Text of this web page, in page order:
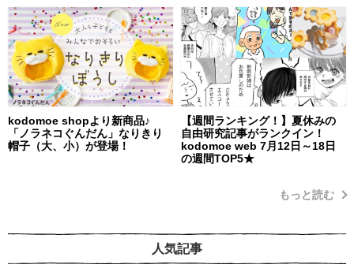
kodomoe shopより新商品♪
「ノラネコぐんだん」なりきり
帽子（大、小）が登場！
【週間ランキング！】夏休みの
自由研究記事がランクイン！
kodomoe web 7月12日～18日
の週間TOP5★
もっと読む
人気記事